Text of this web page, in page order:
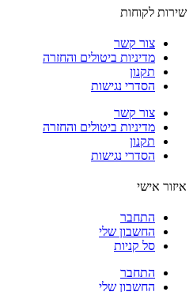
לקוחות
צור קשר
מדיניות ביטולים והחזרה
תקנון
הסדרי נגישות
צור קשר
מדיניות ביטולים והחזרה
תקנון
הסדרי נגישות
אישי
התחבר
החשבון שלי
סל קניות
התחבר
החשבון שלי